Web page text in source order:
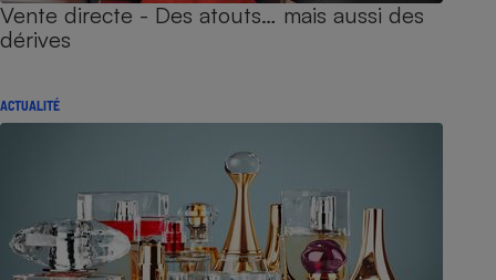
Vente directe - Des atouts… mais aussi des
dérives
ACTUALITÉ